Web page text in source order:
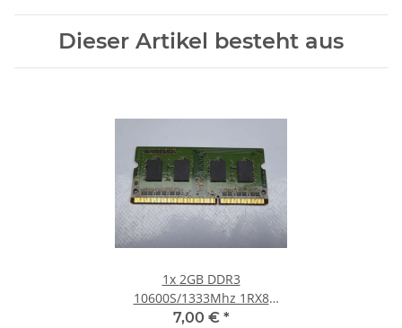
Dieser Artikel besteht aus
1x 2GB DDR3
10600S/1333Mhz 1RX8
Notebook SO-DIMM RAM
7,00 € *